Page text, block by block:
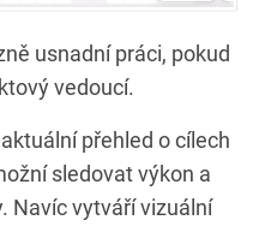
usnadní práci, pokud
vedoucí.
přehled o cílech
sledovat výkon a
Navíc vytváří vizuální